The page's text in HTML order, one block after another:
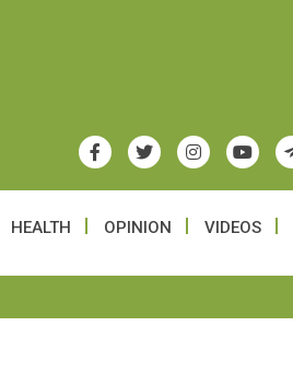
HEALTH OPINION VIDEOS